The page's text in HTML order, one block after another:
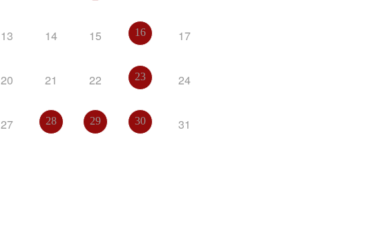
13 14 15 16 17
20 21 22 23 24
27 28 29 30 31